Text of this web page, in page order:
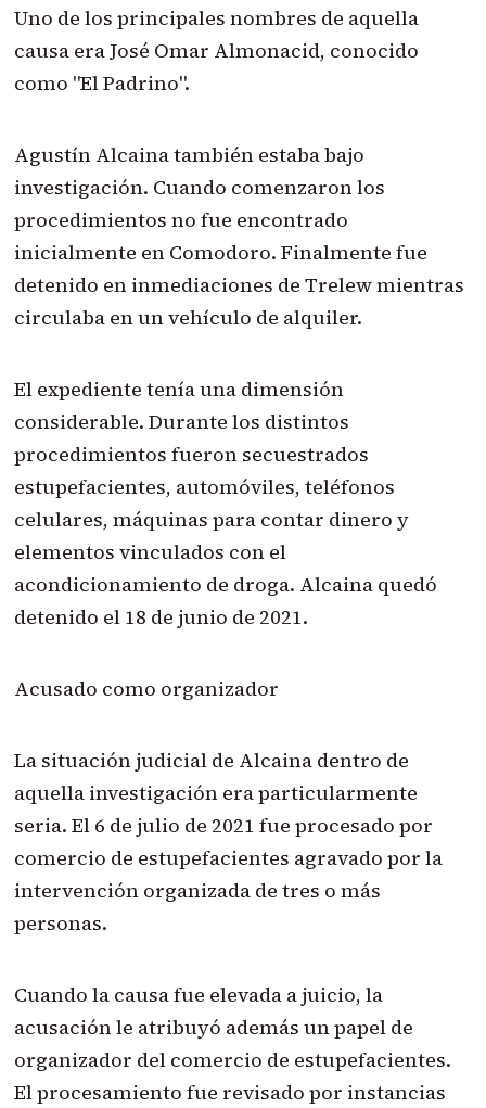
Uno de los principales nombres de aquella
causa era José Omar Almonacid, conocido
como "El Padrino".
Agustín Alcaina también estaba bajo
investigación. Cuando comenzaron los
procedimientos no fue encontrado
inicialmente en Comodoro. Finalmente fue
detenido en inmediaciones de Trelew mientras
circulaba en un vehículo de alquiler.
El expediente tenía una dimensión
considerable. Durante los distintos
procedimientos fueron secuestrados
estupefacientes, automóviles, teléfonos
celulares, máquinas para contar dinero y
elementos vinculados con el
acondicionamiento de droga. Alcaina quedó
detenido el 18 de junio de 2021.
Acusado como organizador
La situación judicial de Alcaina dentro de
aquella investigación era particularmente
seria. El 6 de julio de 2021 fue procesado por
comercio de estupefacientes agravado por la
intervención organizada de tres o más
personas.
Cuando la causa fue elevada a juicio, la
acusación le atribuyó además un papel de
organizador del comercio de estupefacientes.
El procesamiento fue revisado por instancias